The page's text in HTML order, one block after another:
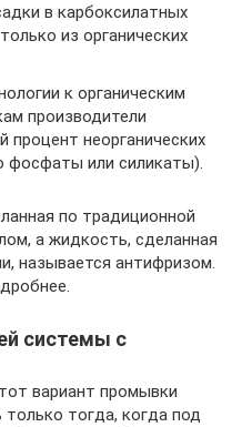
в карбоксилатных
из органических
к органическим
производители
неорганических
фосфаты или силикаты).
по традиционной
а жидкость, сделанная
называется антифризом.
системы с
вариант промывки
тогда, когда под